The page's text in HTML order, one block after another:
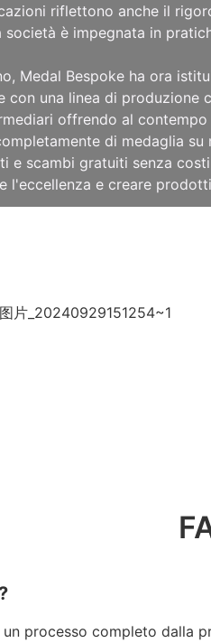
riflettono anche il
società è impegnata in
Medal Bespoke ha ora
con una linea di
offrendo al
di medaglia
e scambi gratuiti senza
l'eccellenza e creare
processo completo dalla